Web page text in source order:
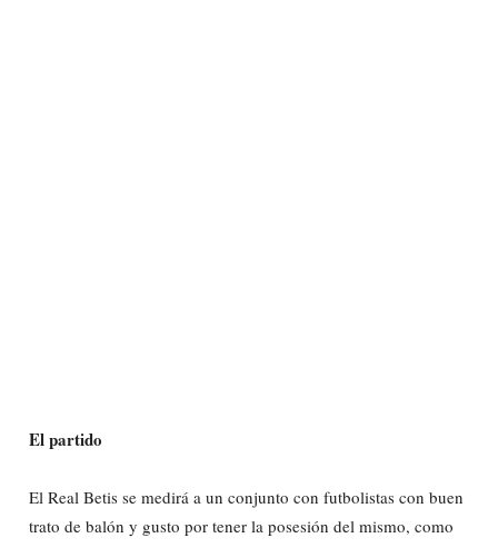
El partido
El Real Betis se medirá a un conjunto con futbolistas con buen
trato de balón y gusto por tener la posesión del mismo, como